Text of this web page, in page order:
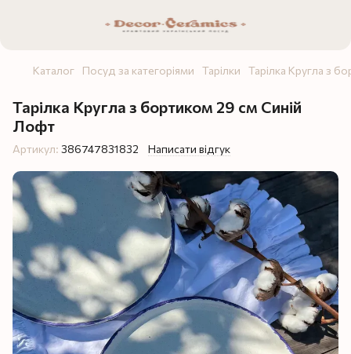
Каталог Посуд за категоріями Тарілки Тарілка Кругла з
Тарілка Кругла з бортиком 29 см Синій
Лофт
Артикул: 386747831832 Написати відгук